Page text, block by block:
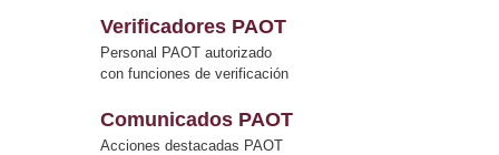
Verificadores PAOT
Personal PAOT autorizado
con funciones de verificación
Comunicados PAOT
Acciones destacadas PAOT